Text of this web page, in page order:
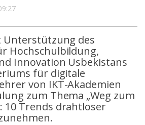
Unterstützung des
Hochschulbildung,
Innovation Usbekistans
für digitale
von IKT-Akademien
zum Thema „Weg zum
10 Trends drahtloser